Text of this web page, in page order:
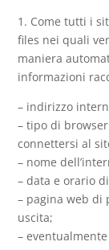
1. Come tutti i
files nei quali
maniera
informazioni
– indirizzo
– tipo di
connettersi al
– nome
– data e orario
– pagina web di
uscita;
–